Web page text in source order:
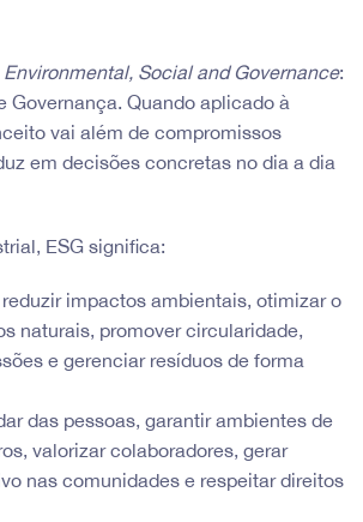
Environmental, Social and Governance:
Governança. Quando aplicado à
vai além de compromissos
em decisões concretas no dia a dia
ESG significa:
reduzir impactos ambientais, otimizar o
naturais, promover circularidade,
e gerenciar resíduos de forma
das pessoas, garantir ambientes de
valorizar colaboradores, gerar
nas comunidades e respeitar direitos